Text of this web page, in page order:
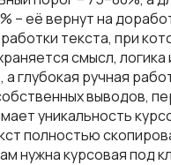
– её вернут на
текста, при
смысл,
глубокая ручная
выводов,
уникальность
полностью
нужна курсовая под